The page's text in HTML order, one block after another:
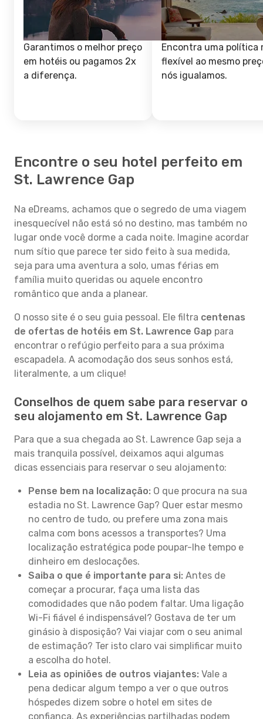
Garantimos o melhor preço
em hotéis ou pagamos 2x
a diferença.
Encontra uma política
flexível ao mesmo
nós igualamos.
Encontre o seu hotel perfeito em
St. Lawrence Gap
Na eDreams, achamos que o segredo de uma viagem
inesquecível não está só no destino, mas também no
lugar onde você dorme a cada noite. Imagine acordar
num sítio que parece ter sido feito à sua medida,
seja para uma aventura a solo, umas férias em
família muito queridas ou aquele encontro
romântico que anda a planear.
O nosso site é o seu guia pessoal. Ele filtra centenas
de ofertas de hotéis em St. Lawrence Gap para
encontrar o refúgio perfeito para a sua próxima
escapadela. A acomodação dos seus sonhos está,
literalmente, a um clique!
Conselhos de quem sabe para reservar o
seu alojamento em St. Lawrence Gap
Para que a sua chegada ao St. Lawrence Gap seja a
mais tranquila possível, deixamos aqui algumas
dicas essenciais para reservar o seu alojamento:
Pense bem na localização: O que procura na sua
estadia no St. Lawrence Gap? Quer estar mesmo
no centro de tudo, ou prefere uma zona mais
calma com bons acessos a transportes? Uma
localização estratégica pode poupar-lhe tempo e
dinheiro em deslocações.
Saiba o que é importante para si: Antes de
começar a procurar, faça uma lista das
comodidades que não podem faltar. Uma ligação
Wi-Fi fiável é indispensável? Gostava de ter um
ginásio à disposição? Vai viajar com o seu animal
de estimação? Ter isto claro vai simplificar muito
a escolha do hotel.
Leia as opiniões de outros viajantes: Vale a
pena dedicar algum tempo a ver o que outros
hóspedes dizem sobre o hotel em sites de
confiança. As experiências partilhadas podem